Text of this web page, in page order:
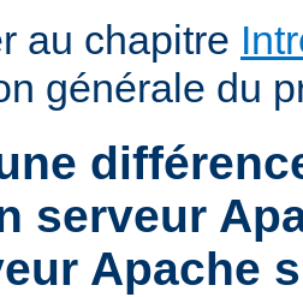
au chapitre
générale du
serveur
Apache